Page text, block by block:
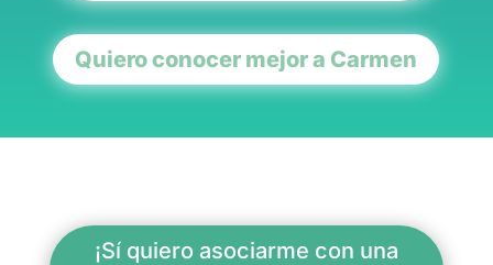
Quiero conocer mejor a Carmen
¡Sí quiero asociarme con una